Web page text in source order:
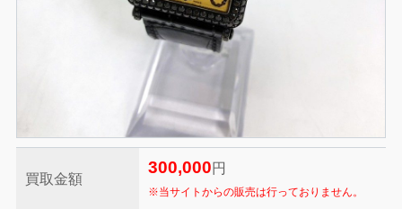
買取金額
300,000 円
※当サイトからの販売は行っておりません。